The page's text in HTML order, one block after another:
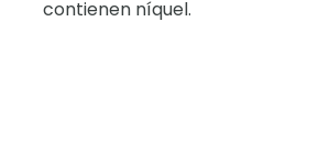
contienen níquel.